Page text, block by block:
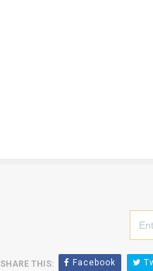
SHARE THIS: Facebook